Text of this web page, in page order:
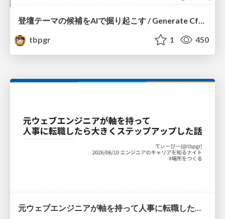
登壇テーマの候補をAIで掘り起こす / Generate CfP Ideas via-AI
tbpgr
1 450